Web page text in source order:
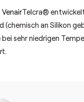
VenairTelcra®
(chemisch an Silikon
sehr niedrigen